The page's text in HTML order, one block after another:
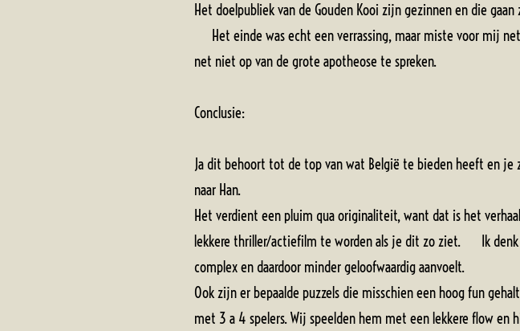
Het doelpubliek van de Gouden Kooi zijn gezinnen en die
Het einde was echt een verrassing, maar miste voor mij
net niet op van de grote apotheose te spreken.
Conclusie:
Ja dit behoort tot de top van wat België te bieden heeft en je
naar Han.
Het verdient een pluim qua originaliteit, want dat is het
lekkere thriller/actiefilm te worden als je dit zo ziet. Ik
complex en daardoor minder geloofwaardig aanvoelt.
Ook zijn er bepaalde puzzels die misschien een hoog fun
met 3 a 4 spelers. Wij speelden hem met een lekkere flow en